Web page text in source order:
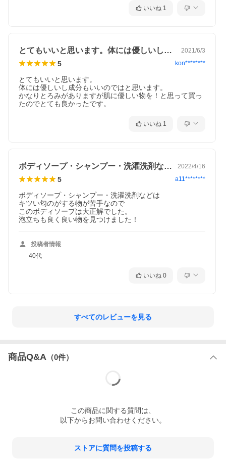
いいね 1
とてもいいと思います。体には優しいし成… 2021/6/3
5 kon********
とてもいいと思います。
体には優しいし成分もいいのではと思います。
かなりとろみがありますが肌に優しい物を！と思って買っ
たのでとても良かったです。
いいね 1
ボディソープ・シャンプー・洗濯洗剤など… 2022/4/16
5 a11********
ボディソープ・シャンプー・洗濯洗剤などは
キツい匂のがする物が苦手なので
このボディソープは大正解でした。
泡立ちも良く良い物を見つけました！
投稿者情報
40代
いいね 0
すべてのレビューを見る
商品Q&A （0件）
この商品に関する質問は、
以下からお問い合わせください。
ストアに質問を投稿する